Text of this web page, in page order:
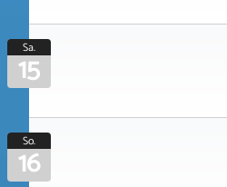
Sa.
15
So.
16